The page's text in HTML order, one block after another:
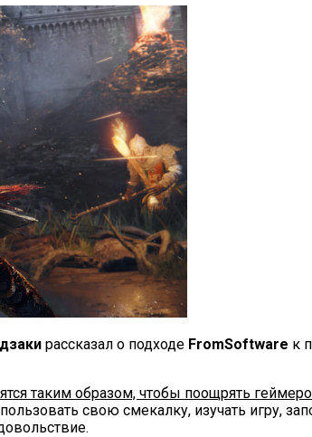
рассказал о подходе FromSoftware к
таким образом, чтобы поощрять
свою смекалку, изучать игру,